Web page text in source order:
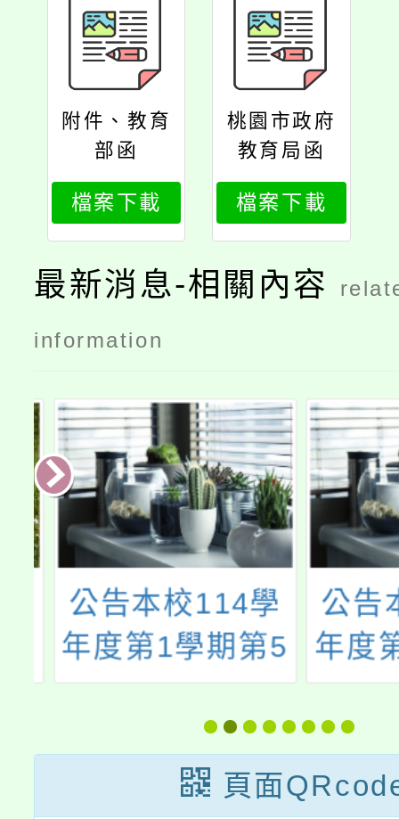
附件、教育
部函
檔案下載
桃園市政府
教育局函
檔案下載
最新消息-相關內容
information
公告本校114學
年度第1學期第5
次代理（課）教
師甄選結果
公告
年度
次本
援工
錄
頁面